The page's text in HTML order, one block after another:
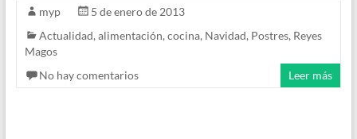
myp
5 de enero de 2013
Actualidad, alimentación, cocina, Navidad, Postres, Reyes
Magos
No hay comentarios
Leer más